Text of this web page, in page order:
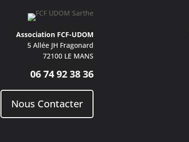
Association FCF-UDOM
5 Allée JH Fragonard
72100 LE MANS
06 74 92 38 36
Nous Contacter